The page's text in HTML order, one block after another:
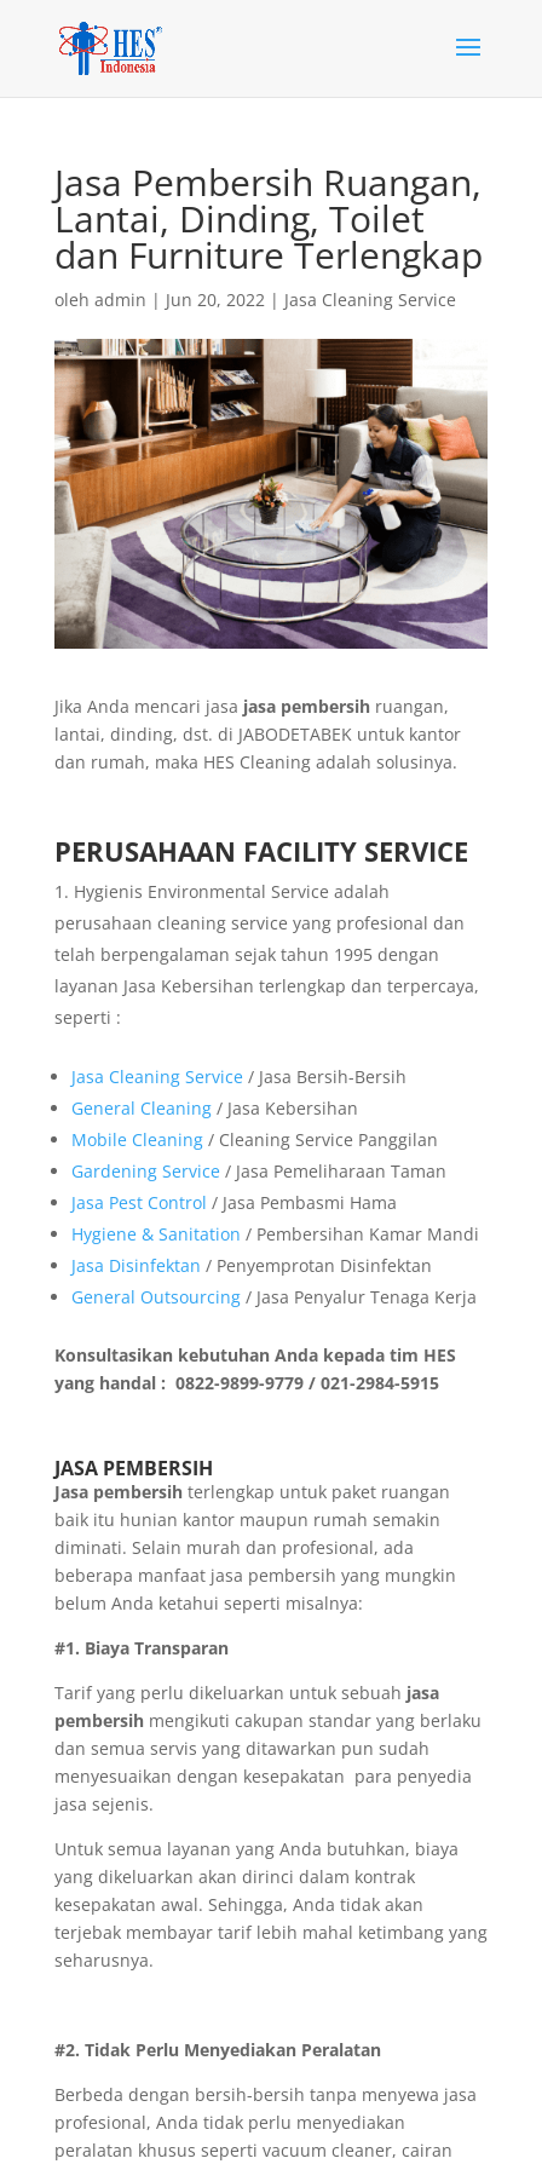
Jasa Pembersih Ruangan,
Lantai, Dinding, Toilet
dan Furniture Terlengkap
oleh admin | Jun 20, 2022| Jasa Cleaning Service
Jika Anda mencari jasa jasa pembersihruangan,
lantai, dinding, dst. di JABODETABEK untuk kantor
dan rumah, maka HES Cleaning adalah solusinya.
PERUSAHAAN FACILITY SERVICE
Hygienis Environmental Service adalah
perusahaan cleaning service yang profesional dan
telah berpengalaman sejak tahun 1995 dengan
layanan Jasa Kebersihan terlengkap dan terpercaya,
seperti :
Jasa Cleaning Service/ Jasa Bersih-Bersih
General Cleaning/ Jasa Kebersihan
Mobile Cleaning/ Cleaning Service Panggilan
Gardening Service/ Jasa Pemeliharaan Taman
Jasa Pest Control / Jasa Pembasmi Hama
Hygiene & Sanitation / Pembersihan Kamar Mandi
Jasa Disinfektan / Penyemprotan Disinfektan
General Outsourcing/ Jasa Penyalur Tenaga Kerja
Konsultasikan kebutuhan Anda kepada tim HES
yang handal : 0822-9899-9779 / 021-2984-5915
JASA PEMBERSIH
Jasa pembersihterlengkap untuk paket ruangan
baik itu hunian kantor maupun rumah semakin
diminati. Selain murah dan profesional, ada
beberapa manfaat jasa pembersih yang mungkin
belum Anda ketahui seperti misalnya:
#1. Biaya Transparan
Tarif yang perlu dikeluarkan untuk sebuah jasa
pembersih mengikuti cakupan standar yang berlaku
dan semua servis yang ditawarkan pun sudah
menyesuaikan dengan kesepakatan para penyedia
jasa sejenis.
Untuk semua layanan yang Anda butuhkan, biaya
yang dikeluarkan akan dirinci dalam kontrak
kesepakatan awal. Sehingga, Anda tidak akan
terjebak membayar tarif lebih mahal ketimbang yang
seharusnya.
#2. Tidak Perlu Menyediakan Peralatan
Berbeda dengan bersih-bersih tanpa menyewa jasa
profesional, Anda tidak perlu menyediakan
peralatan khusus seperti vacuum cleaner, cairan